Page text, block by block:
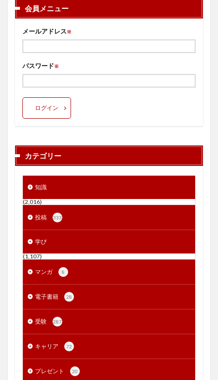
会員メニュー
メールアドレス※
パスワード※
ログイン
カテゴリー
知識
(2,016)
投稿 333
学び
(1,107)
マンガ 8
電子書籍 28
受験 287
キャリア 72
プレゼント 20